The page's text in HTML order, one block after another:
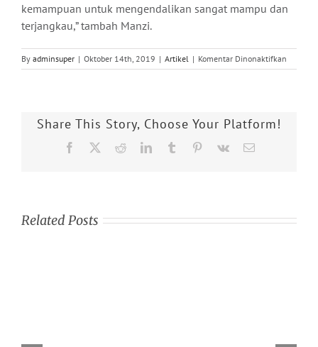
kemampuan untuk mengendalikan sangat mampu dan
terjangkau,” tambah Manzi.
By adminsuper | Oktober 14th, 2019 | Artikel | Komentar Dinonaktifkan
Share This Story, Choose Your Platform!
Facebook RedditLinkedInTumblr Pinterest
Vk Email
Related Posts